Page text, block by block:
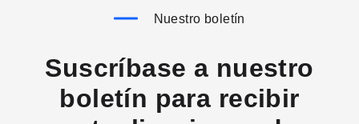
Nuestro boletín
Suscríbase a nuestro
boletín para recibir